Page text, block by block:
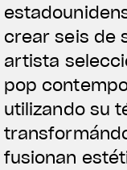
crear seis de
artista
pop
utilizando su
fusionan